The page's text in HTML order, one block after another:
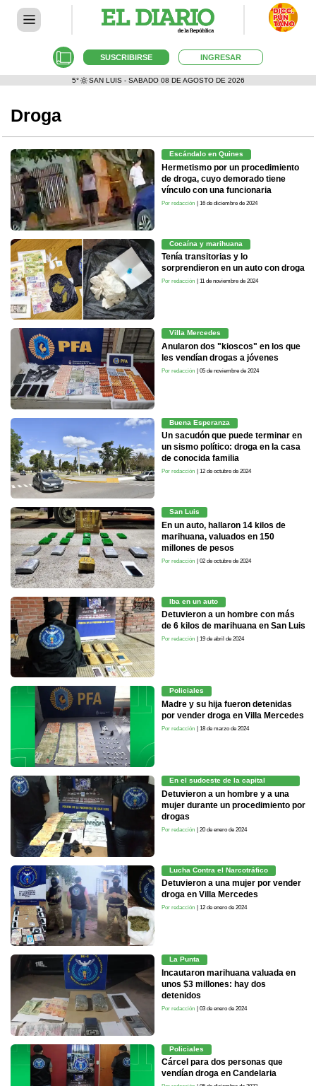
SUSCRIBIRSE INGRESAR
5° SAN LUIS - SABADO 08 DE AGOSTO DE 2026
Droga
Escándalo en Quines
Hermetismo por un procedimiento
de droga, cuyo demorado tiene
vínculo con una funcionaria
Por redacción | 16 de diciembre de 2024
Cocaína y marihuana
Tenía transitorias y lo
sorprendieron en un auto con droga
Por redacción | 11 de noviembre de 2024
Villa Mercedes
Anularon dos "kioscos" en los que
les vendían drogas a jóvenes
Por redacción | 05 de noviembre de 2024
Buena Esperanza
Un sacudón que puede terminar en
un sismo político: droga en la casa
de conocida familia
Por redacción | 12 de octubre de 2024
San Luis
En un auto, hallaron 14 kilos de
marihuana, valuados en 150
millones de pesos
Por redacción | 02 de octubre de 2024
Iba en un auto
Detuvieron a un hombre con más
de 6 kilos de marihuana en San Luis
Por redacción | 19 de abril de 2024
Policiales
Madre y su hija fueron detenidas
por vender droga en Villa Mercedes
Por redacción | 18 de marzo de 2024
En el sudoeste de la capital
puntana
Detuvieron a un hombre y a una
mujer durante un procedimiento por
drogas
Por redacción | 20 de enero de 2024
Lucha Contra el Narcotráfico
Detuvieron a una mujer por vender
droga en Villa Mercedes
Por redacción | 12 de enero de 2024
La Punta
Incautaron marihuana valuada en
unos $3 millones: hay dos
detenidos
Por redacción | 03 de enero de 2024
Policiales
Cárcel para dos personas que
vendían droga en Candelaria